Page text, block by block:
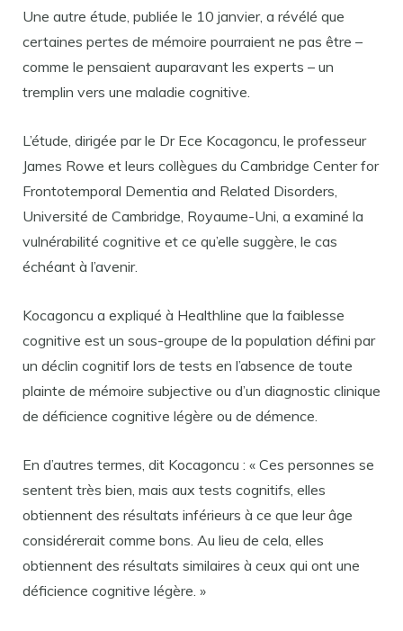
Une autre étude, publiée le 10 janvier, a révélé que
certaines pertes de mémoire pourraient ne pas être –
comme le pensaient auparavant les experts – un
tremplin vers une maladie cognitive.
L’étude, dirigée par le Dr Ece Kocagoncu, le professeur
James Rowe et leurs collègues du Cambridge Center for
Frontotemporal Dementia and Related Disorders,
Université de Cambridge, Royaume-Uni, a examiné la
vulnérabilité cognitive et ce qu’elle suggère, le cas
échéant à l’avenir.
Kocagoncu a expliqué à Healthline que la faiblesse
cognitive est un sous-groupe de la population défini par
un déclin cognitif lors de tests en l’absence de toute
plainte de mémoire subjective ou d’un diagnostic clinique
de déficience cognitive légère ou de démence.
En d’autres termes, dit Kocagoncu : « Ces personnes se
sentent très bien, mais aux tests cognitifs, elles
obtiennent des résultats inférieurs à ce que leur âge
considérerait comme bons. Au lieu de cela, elles
obtiennent des résultats similaires à ceux qui ont une
déficience cognitive légère. »